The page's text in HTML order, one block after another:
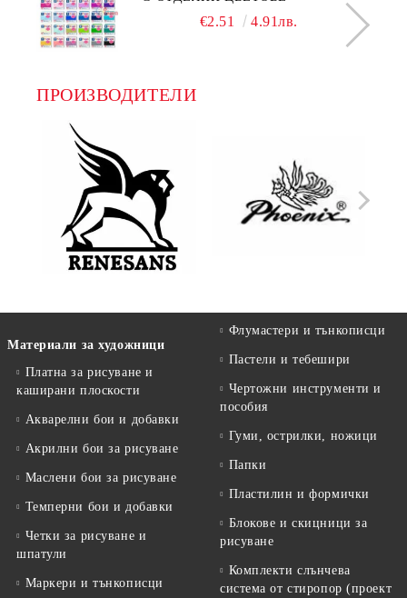
€2.51 4.91лв.
ПРОИЗВОДИТЕЛИ
Материали за художници
Платна за рисуване и
каширани плоскости
Акварелни бои и добавки
Акрилни бои за рисуване
Маслени бои за рисуване
Темперни бои и добавки
Четки за рисуване и
шпатули
Маркери и тънкописци
Флумастери и тънкописци
Пастели и тебешири
Чертожни инструменти и
пособия
Гуми, острилки, ножици
Папки
Пластилин и формички
Блокове и скицници за
рисуване
Комплекти слънчева
система от стиропор (проект